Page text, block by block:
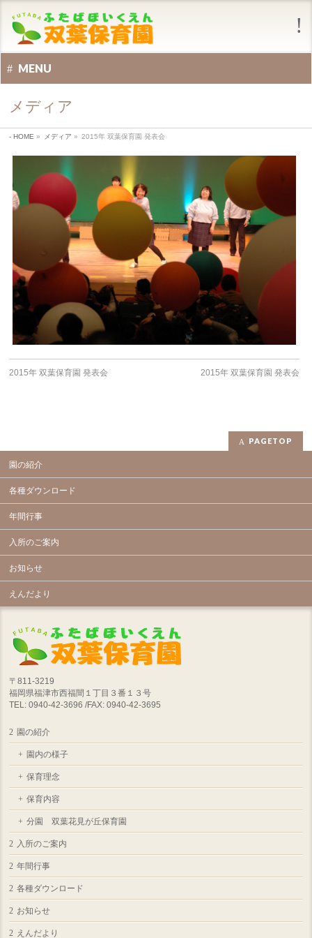
MENU
メディア
HOME » メディア » 2015年 双葉保育園 発表会
2015年 双葉保育園 発表会 2015年 双葉保育園 発表会
PAGETOP
園の紹介
各種ダウンロード
年間行事
入所のご案内
お知らせ
えんだより
〒811-3219
福岡県福津市西福間１丁目３番１３号
TEL: 0940-42-3696 /FAX: 0940-42-3695
園の紹介
園内の様子
保育理念
保育内容
分園 双葉花見が丘保育園
入所のご案内
年間行事
各種ダウンロード
お知らせ
えんだより